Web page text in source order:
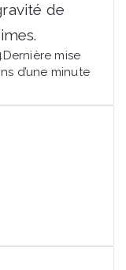
de
Dernière mise
d’une minute